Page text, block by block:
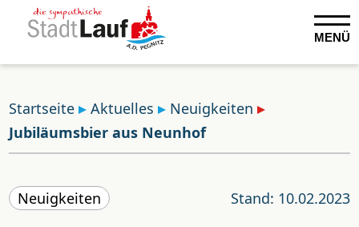
MENÜ
Startseite Aktuelles
Neuigkeiten
Jubiläumsbier aus Neunhof
Stand: 10.02.2023
Neuigkeiten